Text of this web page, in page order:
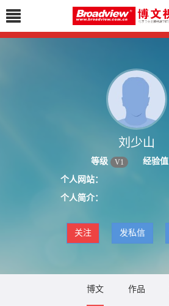
刘少山
等级 V1 经验值
个人网站：
个人简介：
关注 发私信
博文 作品